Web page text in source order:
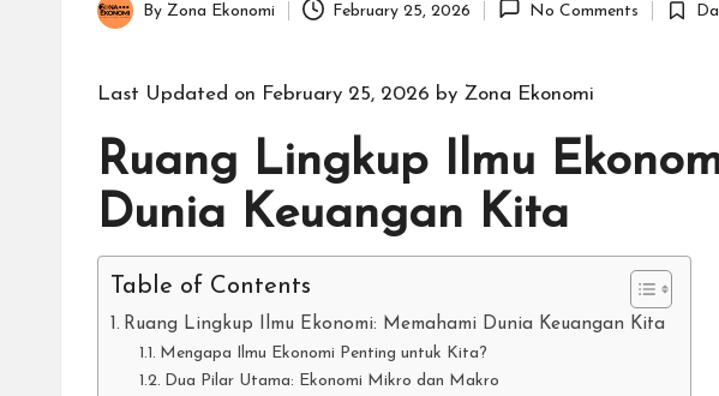
Posted
By Zona Ekonomi February 25, 2026 No Comments
Posted
Last Updated on February 25, 2026 by Zona Ekonomi
Ruang Lingkup Ilmu
Dunia Keuangan Kita
Table of Contents
Ruang Lingkup Ilmu Ekonomi: Memahami Dunia Keuangan Kita
Mengapa Ilmu Ekonomi Penting untuk Kita?
Dua Pilar Utama: Ekonomi Mikro dan Makro